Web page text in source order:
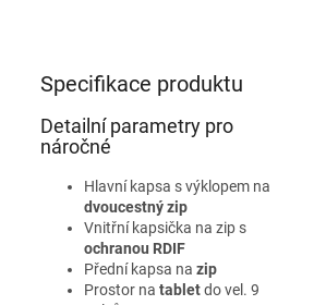
Specifikace produktu
Detailní parametry pro
náročné
Hlavní kapsa s výklopem na
dvoucestný zip
Vnitřní kapsička na zip s
ochranou RDIF
Přední kapsa na zip
Prostor na tabletdo vel. 9